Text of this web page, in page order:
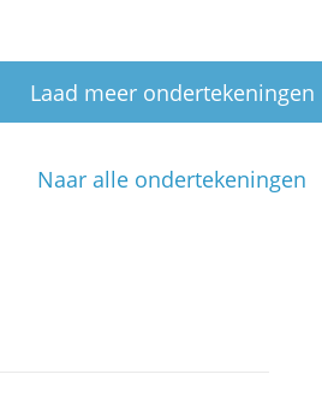
Laad meer ondertekeningen
Naar alle ondertekeningen